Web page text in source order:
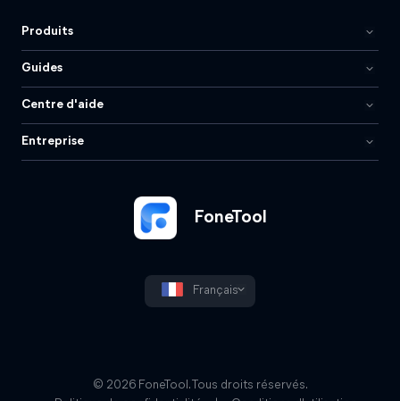
FoneTool
Français
Produits
Guides
Centre d'aide
Entreprise
© 2026 FoneTool. Tous droits réservés.